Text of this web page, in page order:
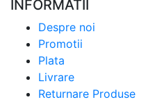
INFORMATII
Despre noi
Promotii
Plata
Livrare
Returnare Produse